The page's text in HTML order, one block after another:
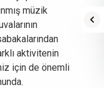
müzik
aktivitenin
için de önemli